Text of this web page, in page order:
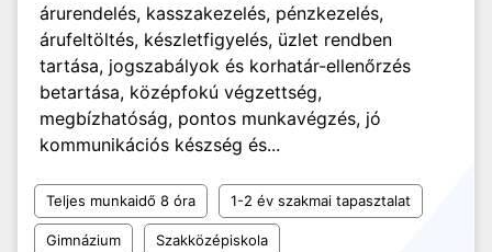
árurendelés, kasszakezelés, pénzkezelés,
árufeltöltés, készletfigyelés, üzlet rendben
tartása, jogszabályok és korhatár-ellenőrzés
betartása, középfokú végzettség,
megbízhatóság, pontos munkavégzés, jó
kommunikációs készség és...
Teljes munkaidő 8 óra 1-2 év szakmai tapasztalat
Gimnázium Szakközépiskola